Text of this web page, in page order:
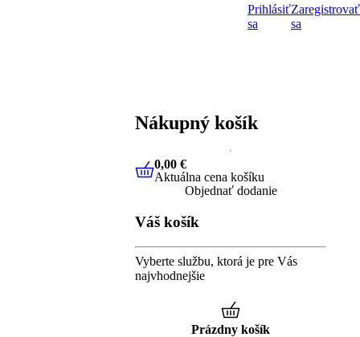
Prihlásiť
sa
Zaregistrovať
sa
Nákupný košík
0,00 €Aktuálna cena košíku
0,00 €
Aktuálna cena košíku
Objednať dodanie
Váš košík
Vyberte službu, ktorá je pre Vás
najvhodnejšie
Prázdny košík